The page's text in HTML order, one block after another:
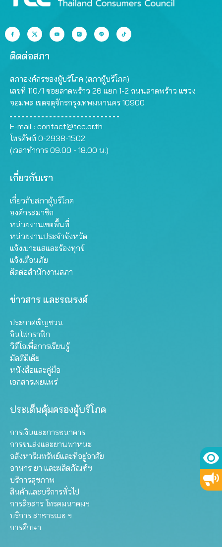
ติดต่อสภา
สภาองค์กรของผู้บริโภค (สภาผู้บริโภค)
เลขที่ 110/1 ซอยลาดพร้าว 26 แยก 1-2 ถนนลาดพร้าว แขวง
จอมพล เขตจตุจักรกรุงเทพมหานคร 10900
E-mail : contact@tcc.or.th
โทรศัพท์ 0-2938-1502
(เวลาทำการ 09.00 - 18.00 น.)
เกี่ยวกับเรา
เกี่ยวกับสภาผู้บริโภค
องค์กรสมาชิก
หน่วยงานเขตพื้นที่
หน่วยงานประจำจังหวัด
แจ้งเบาะแสและร้องทุกข์
แจ้งเตือนภัย
ติดต่อสำนักงานสภา
ข่าวสาร และรณรงค์
ประกาศเชิญชวน
อินโฟกราฟิก
วิดีโอเพื่อการเรียนรู้
มัลติมีเดีย
หนังสือและคู่มือ
เอกสารเผยแพร่
ประเด็นคุ้มครองผู้บริโภค
การเงินและการธนาคาร
การขนส่งและยานพาหนะ
อสังหาริมทรัพย์และที่อยู่อาศัย
อาหาร ยา และผลิตภัณฑ์ฯ
บริการสุขภาพ
สินค้าและบริการทั่วไป
การสื่อสาร โทรคมนาคมฯ
บริการ สาธารณะ ฯ
การศึกษา